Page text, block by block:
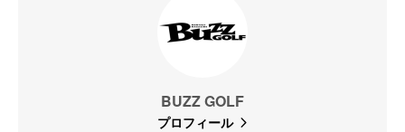
BUZZ GOLF
プロフィール